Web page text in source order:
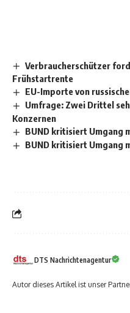
Verbraucherschützer
Frühstartrente
EU-Importe von
Umfrage: Zwei Drittel
Konzernen
BUND kritisiert Umgang
BUND kritisiert Umgang
DTS Nachrichtenagentur
Autor dieses Artikel ist unser